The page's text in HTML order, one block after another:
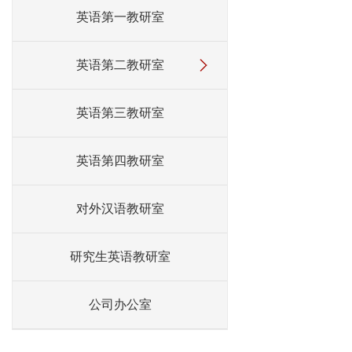
英语第一教研室
英语第二教研室
英语第三教研室
英语第四教研室
对外汉语教研室
研究生英语教研室
公司办公室